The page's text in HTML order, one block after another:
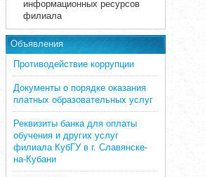
информационных ресурсов
филиала
Объявления
Противодействие коррупции
Документы о порядке оказания
платных образовательных услуг
Реквизиты банка для оплаты
обучения и других услуг
филиала КубГУ в г. Славянске-
на-Кубани